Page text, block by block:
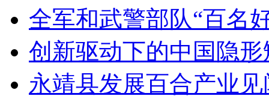
全军和武警部队“百名
创新驱动下的中国隐
永靖县发展百合产业见